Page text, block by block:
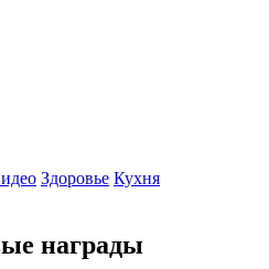
Здоровье Кухня
награды